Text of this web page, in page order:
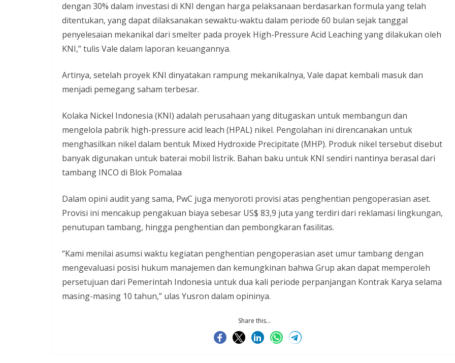
dengan 30% dalam investasi di KNI dengan harga pelaksanaan berdasarkan formula yang telah
ditentukan, yang dapat dilaksanakan sewaktu-waktu dalam periode 60 bulan sejak tanggal
penyelesaian mekanikal dari smelter pada proyek High-Pressure Acid Leaching yang dilakukan oleh
KNI,” tulis Vale dalam laporan keuangannya.
Artinya, setelah proyek KNI dinyatakan rampung mekanikalnya, Vale dapat kembali masuk dan
menjadi pemegang saham terbesar.
Kolaka Nickel Indonesia (KNI) adalah perusahaan yang ditugaskan untuk membangun dan
mengelola pabrik high-pressure acid leach (HPAL) nikel. Pengolahan ini direncanakan untuk
menghasilkan nikel dalam bentuk Mixed Hydroxide Precipitate (MHP). Produk nikel tersebut disebut
banyak digunakan untuk baterai mobil listrik. Bahan baku untuk KNI sendiri nantinya berasal dari
tambang INCO di Blok Pomalaa
Dalam opini audit yang sama, PwC juga menyoroti provisi atas penghentian pengoperasian aset.
Provisi ini mencakup pengakuan biaya sebesar US$ 83,9 juta yang terdiri dari reklamasi lingkungan,
penutupan tambang, hingga penghentian dan pembongkaran fasilitas.
“Kami menilai asumsi waktu kegiatan penghentian pengoperasian aset umur tambang dengan
mengevaluasi posisi hukum manajemen dan kemungkinan bahwa Grup akan dapat memperoleh
persetujuan dari Pemerintah Indonesia untuk dua kali periode perpanjangan Kontrak Karya selama
masing-masing 10 tahun,” ulas Yusron dalam opininya.
Share this...